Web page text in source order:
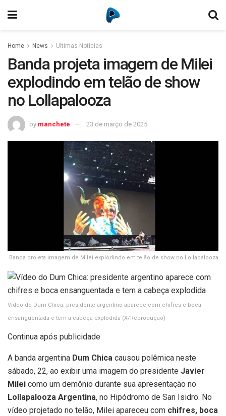
Home News Ultimas Noticias
Banda projeta imagem de Milei
explodindo em telão de show
no Lollapalooza
by manchete 23 de março de 2025
Banda projeta imagem de Milei explodindo em telão de show no Lollapalooza
Vídeo do Dum Chica: presidente argentino aparece com chifres e boca
ensanguentada e tem a cabeça explodida (X/Reprodução)
Continua após publicidade
A banda argentina Dum Chica causou polêmica neste
sábado, 22, ao exibir uma imagem do presidente Javier
Milei como um demônio durante sua apresentação no
Lollapalooza Argentina, no Hipódromo de San Isidro. No
vídeo projetado no telão, Milei apareceu com chifres, boca